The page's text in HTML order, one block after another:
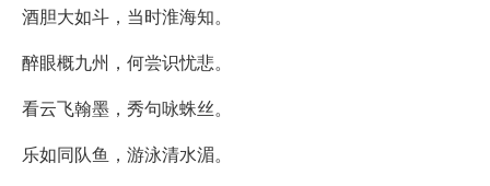
酒胆大如斗，当时淮海知。
醉眼概九州，何尝识忧悲。
看云飞翰墨，秀句咏蛛丝。
乐如同队鱼，游泳清水湄。